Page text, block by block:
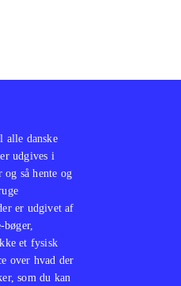
alle danske
udgives i
så hente og
er udgivet af
et fysisk
over hvad der
som du kan